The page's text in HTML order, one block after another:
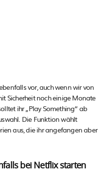
vor, auch wenn wir von
Sicherheit noch einige Monate
ihr „Play Something“ ab
Die Funktion wählt
aus, die ihr angefangen aber
bei Netflix starten